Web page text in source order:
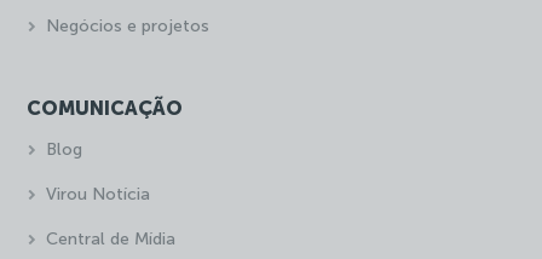
Negócios e projetos
COMUNICAÇÃO
Blog
Virou Notícia
Central de Mídia